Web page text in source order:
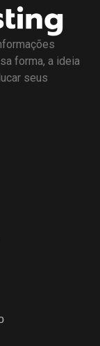
forma, a ideia
seus